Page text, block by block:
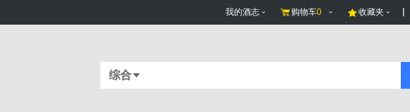
我的酒志 购物车0 收藏夹
综合